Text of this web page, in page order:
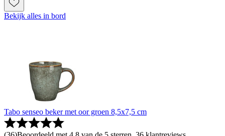
Bekijk alles in bord
Tabo senseo beker met oor groen 8,5x7,5 cm